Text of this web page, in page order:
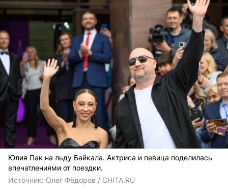
Юлия Пак на льду Байкала. Актриса и певица поделилась
впечатлениями от поездки.
Источник: Олег Фёдоров / CHITA.RU